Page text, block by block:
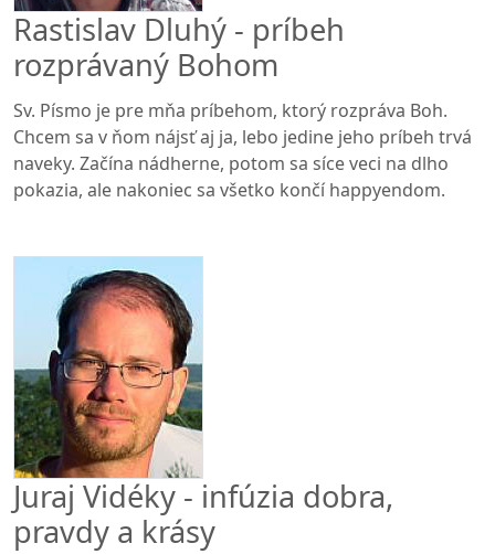
Rastislav Dluhý - príbeh
rozprávaný Bohom
Sv. Písmo je pre mňa príbehom, ktorý rozpráva Boh.
Chcem sa v ňom nájsť aj ja, lebo jedine jeho príbeh trvá
naveky. Začína nádherne, potom sa síce veci na dlho
pokazia, ale nakoniec sa všetko končí happyendom.
Juraj Vidéky - infúzia dobra,
pravdy a krásy